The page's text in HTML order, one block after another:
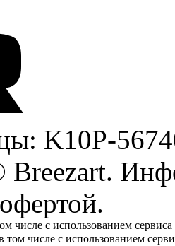
K10P-
числе с использованием
том числе с использованием